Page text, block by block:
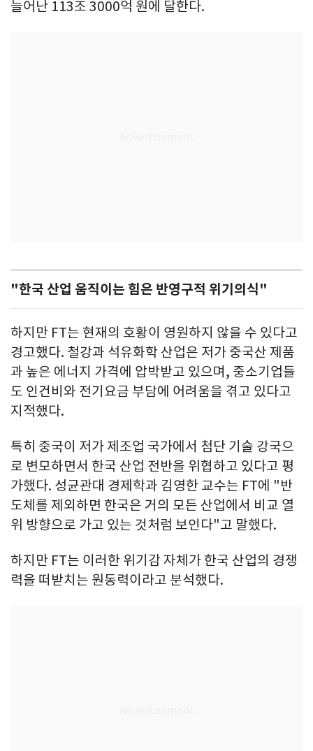
늘어난 113조 3000억 원에 달한다.
"한국 산업 움직이는 힘은 반영구적 위기의식"
하지만 FT는 현재의 호황이 영원하지 않을 수 있다고
경고했다. 철강과 석유화학 산업은 저가 중국산 제품
과 높은 에너지 가격에 압박받고 있으며, 중소기업들
도 인건비와 전기요금 부담에 어려움을 겪고 있다고
지적했다.
특히 중국이 저가 제조업 국가에서 첨단 기술 강국으
로 변모하면서 한국 산업 전반을 위협하고 있다고 평
가했다. 성균관대 경제학과 김영한 교수는 FT에 "반
도체를 제외하면 한국은 거의 모든 산업에서 비교 열
위 방향으로 가고 있는 것처럼 보인다"고 말했다.
하지만 FT는 이러한 위기감 자체가 한국 산업의 경쟁
력을 떠받치는 원동력이라고 분석했다.